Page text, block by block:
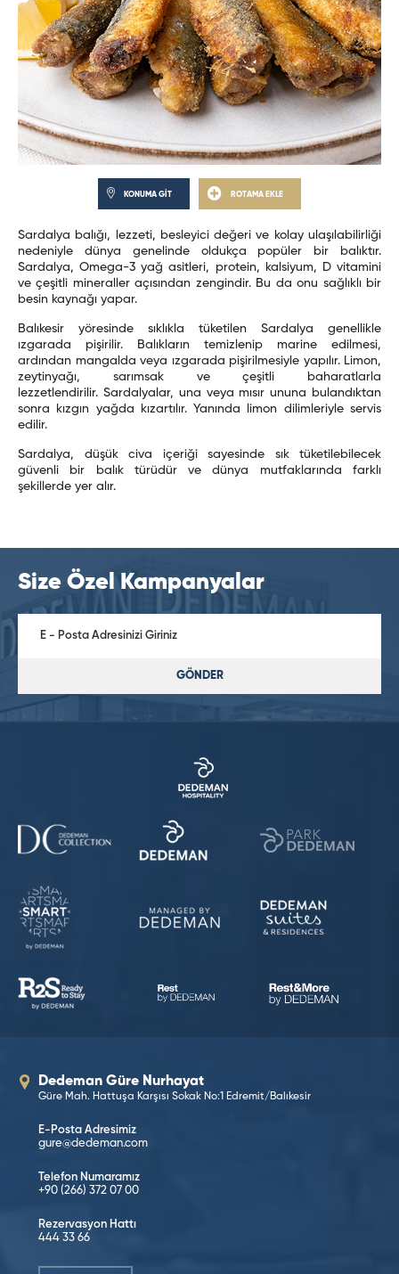
KONUMA GİT ROTAMA EKLE
Sardalya balığı, lezzeti, besleyici değeri ve kolay ulaşılabilirliği
nedeniyle dünya genelinde oldukça popüler bir balıktır.
Sardalya, Omega-3 yağ asitleri, protein, kalsiyum, D vitamini
ve çeşitli mineraller açısından zengindir. Bu da onu sağlıklı bir
besin kaynağı yapar.
Balıkesir yöresinde sıklıkla tüketilen Sardalya genellikle
ızgarada pişirilir. Balıkların temizlenip marine edilmesi,
ardından mangalda veya ızgarada pişirilmesiyle yapılır. Limon,
zeytinyağı, sarımsak ve çeşitli baharatlarla
lezzetlendirilir. Sardalyalar, una veya mısır ununa bulandıktan
sonra kızgın yağda kızartılır. Yanında limon dilimleriyle servis
edilir.
Sardalya, düşük civa içeriği sayesinde sık tüketilebilecek
güvenli bir balık türüdür ve dünya mutfaklarında farklı
şekillerde yer alır.
Size Özel Kampanyalar
GÖNDER
Dedeman Güre Nurhayat
Güre Mah. Hattuşa Karşısı Sokak No:1 Edremit/Balıkesir
E-Posta Adresimiz
gure@dedeman.com
Telefon Numaramız
+90 (266) 372 07 00
Rezervasyon Hattı
444 33 66